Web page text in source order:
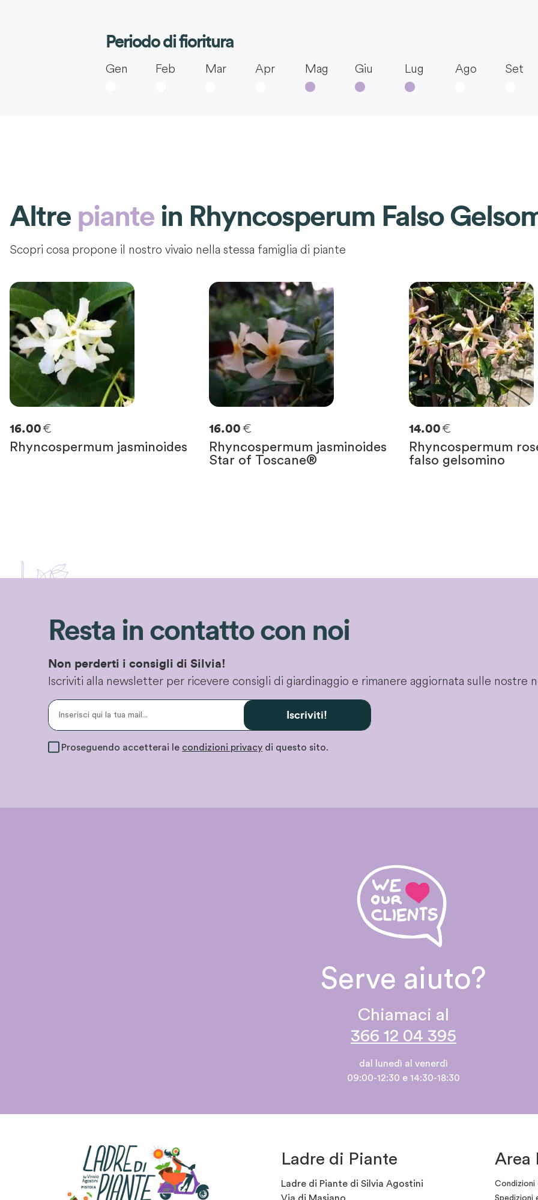
Periodo di fioritura
Gen Feb Mar Apr Mag Giu Lug Ago Set
Altre piante in Rhyncosperum Falso
Scopri cosa propone il nostro vivaio nella stessa famiglia di piante
16.00€
Rhyncospermum jasminoides
16.00 €
Rhyncospermum jasminoides
Star of Toscane®
14.00€
Rhyncospermum
falso gelsomino
Resta in contatto con noi
Non perderti i consigli di Silvia!
Iscriviti alla newsletter per ricevere consigli di giardinaggio e rimanere aggiornata sulle nostre
Iscriviti!
Proseguendo accetterai le condizioni privacy di questo sito.
Serve aiuto?
Chiamaci al
366 12 04 395
dal lunedì al venerdì
09:00-12:30 e 14:30-18:30
Ladre di Piante
Ladre di Piante di Silvia Agostini
Area
Condizioni
Spedizioni